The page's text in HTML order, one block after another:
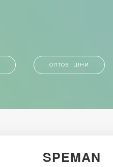
ОПТОВІ ЦІНИ
SPEMAN